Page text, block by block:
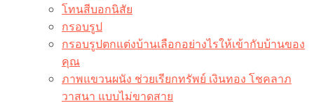
โทนสีบอกนิสัย
กรอบรูป
กรอบรูปตกแต่งบ้านเลือกอย่างไรให้เข้ากับบ้านของ
คุณ
ภาพแขวนผนัง ช่วยเรียกทรัพย์ เงินทอง โชคลาภ
วาสนา แบบไม่ขาดสาย